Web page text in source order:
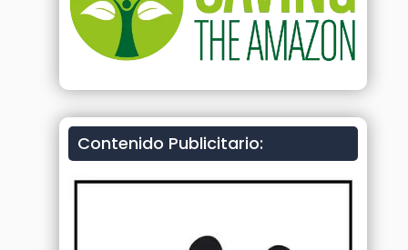
Contenido Publicitario: